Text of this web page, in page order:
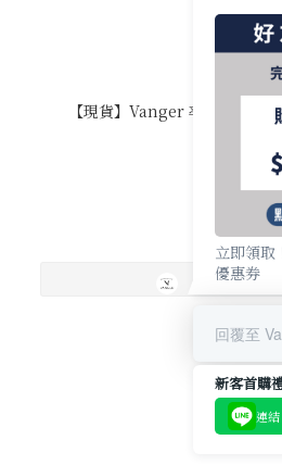
【現貨】Vanger 率性水洗 雷
立即領取
優惠券
回覆至
連